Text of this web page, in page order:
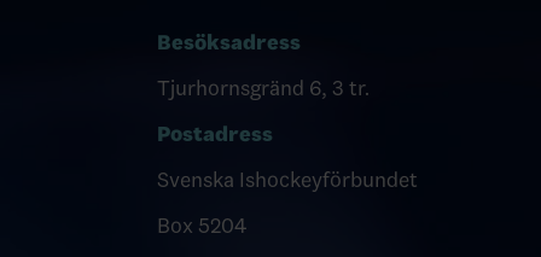
Besöksadress
Tjurhornsgränd 6, 3 tr.
Postadress
Svenska Ishockeyförbundet
Box 5204